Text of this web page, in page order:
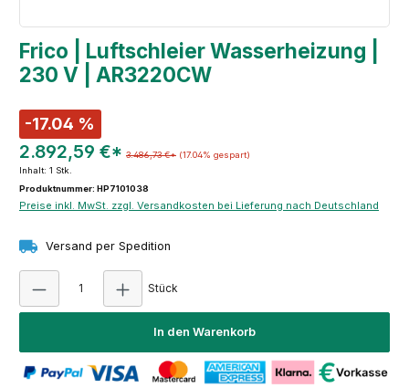
Frico | Luftschleier Wasserheizung |
230 V | AR3220CW
-17.04 %
2.892,59 €* 3.486,73 €* (17.04% gespart)
Inhalt: 1 Stk.
Produktnummer: HP7101038
Preise inkl. MwSt. zzgl. Versandkosten bei Lieferung nach Deutschland
Versand per Spedition
Stück
In den Warenkorb